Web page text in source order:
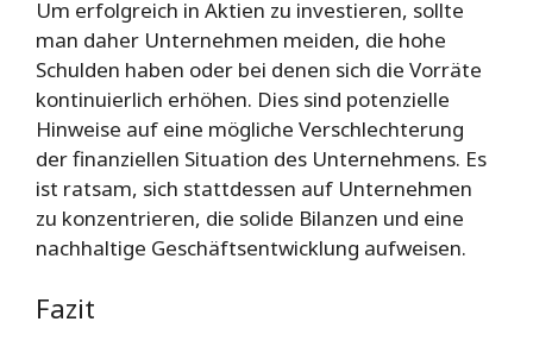
Um erfolgreich in Aktien zu investieren, sollte
man daher Unternehmen meiden, die hohe
Schulden haben oder bei denen sich die Vorräte
kontinuierlich erhöhen. Dies sind potenzielle
Hinweise auf eine mögliche Verschlechterung
der finanziellen Situation des Unternehmens. Es
ist ratsam, sich stattdessen auf Unternehmen
zu konzentrieren, die solide Bilanzen und eine
nachhaltige Geschäftsentwicklung aufweisen.
Fazit